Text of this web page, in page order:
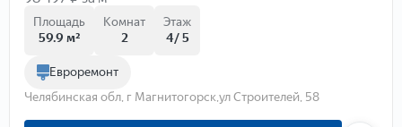
Площадь
59.9 м²
Комнат
2
Этаж
4/ 5
Евроремонт
Челябинская обл, г Магнитогорск,ул Строителей, 58